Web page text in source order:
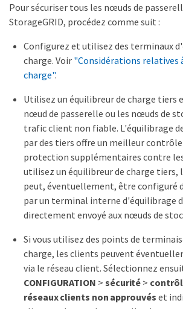
Pour sécuriser tous les nœuds de
StorageGRID, procédez comme suit :
Configurez et utilisez des terminaux
charge. Voir "Considérations relatives
charge".
Utilisez un équilibreur de charge tiers
nœud de passerelle ou les nœuds de
trafic client non fiable. L'équilibrage
par des tiers offre un meilleur contrôle
protection supplémentaires contre
utilisez un équilibreur de charge tiers,
peut, éventuellement, être configuré
par un terminal interne d'équilibrage
directement envoyé aux nœuds de
Si vous utilisez des points de
charge, les clients peuvent
via le réseau client. Sélectionnez
CONFIGURATION > sécurité >
réseaux clients non approuvés et